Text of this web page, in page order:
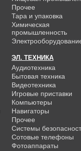
Прочее
Тара и упаковка
Химическая
промышленность
ЭЛ. ТЕХНИКА
Аудиотехника
Бытовая техника
Видеотехника
Игровые приставки
Компьютеры
Навигаторы
Прочее
Системы
Сотовые телефоны
Фотоаппараты